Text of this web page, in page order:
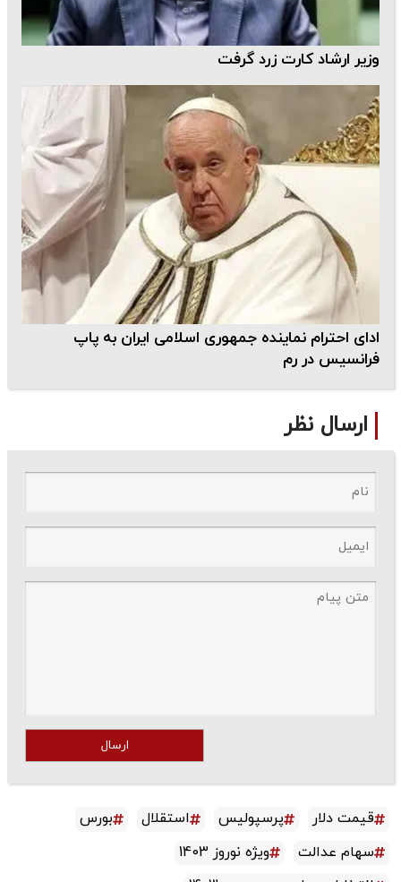
وزیر ارشاد کارت زرد گرفت
ادای احترام نماینده جمهوری اسلامی ایران به پاپ‌
فرانسیس در رم
ارسال نظر
ارسال
قیمت دلار پرسپولیس استقلال
بورس
سهام عدالت
ویژه نوروز 1403